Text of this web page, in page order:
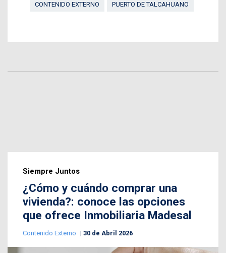
CONTENIDO EXTERNO
PUERTO DE TALCAHUANO
Siempre Juntos
¿Cómo y cuándo comprar una
vivienda?: conoce las opciones
que ofrece Inmobiliaria Madesal
Contenido Externo 30 de Abril 2026